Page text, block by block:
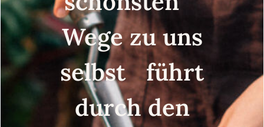
Wege zu uns
selbst führt
durch den